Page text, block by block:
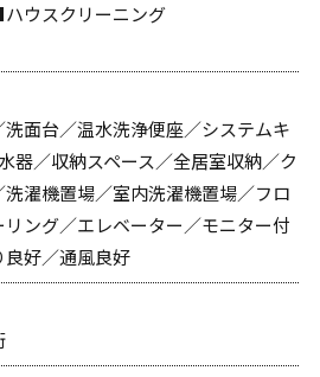
ウスクリーニング
面台／温水洗浄便座／システムキ
器／収納スペース／全居室収納／ク
濯機置場／室内洗濯機置場／フロ
ング／エレベーター／モニター付
好／通風良好